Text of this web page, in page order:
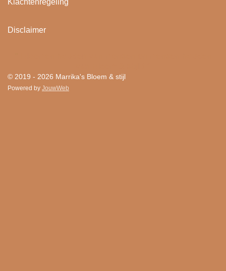
Disclaimer
© 2019 - 2026 Marrika's Bloem & stijl
Powered by JouwWeb